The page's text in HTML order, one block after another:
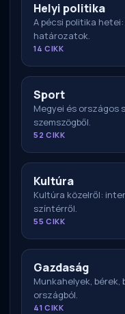
Helyi politika
A pécsi politika
határozatok.
14 CIKK
Sport
Megyei és országos
szemszögből.
52 CIKK
Kultúra
Kultúra közelről:
színtérről.
55 CIKK
Gazdaság
Munkahelyek, bérek,
országból.
41 CIKK